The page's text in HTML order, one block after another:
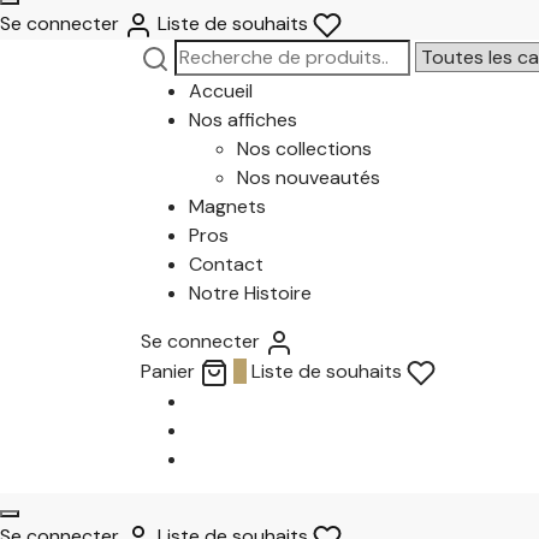
Se connecter
Liste de souhaits
Recherche
pour :
Narrow
by
Accueil
Nos affiches
Nos collections
Nos nouveautés
Magnets
Pros
Contact
Notre Histoire
Se connecter
Panier
Liste de souhaits